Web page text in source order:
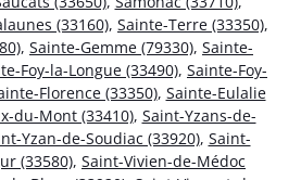
(33160), Sainte-Terre (33350),
, Sainte-Gemme (79330), Sainte-
Foy-la-Longue (33490), Sainte-Foy-
Florence (33350), Sainte-Eulalie
du-Mont (33410), Saint-Yzans-de-
Yzan-de-Soudiac (33920), Saint-
(33580), Saint-Vivien-de-Médoc